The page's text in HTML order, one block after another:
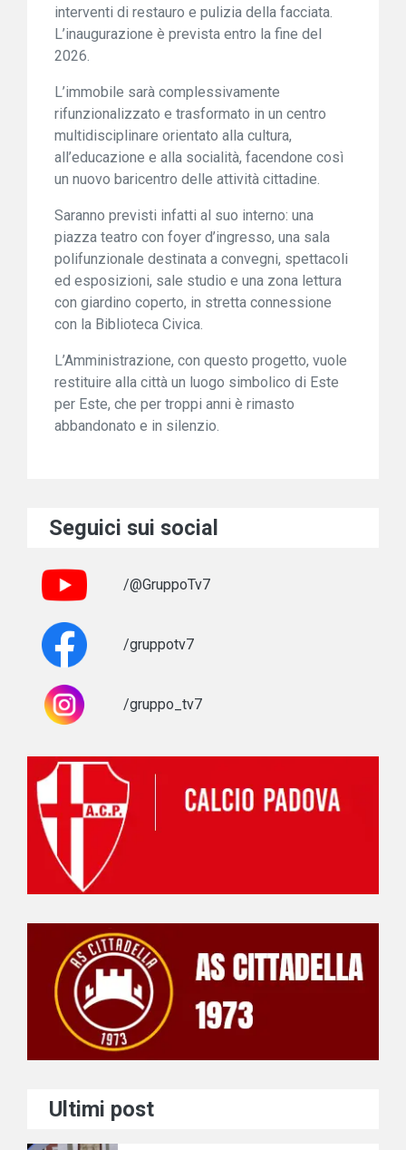
interventi di restauro e pulizia della facciata.
L’inaugurazione è prevista entro la fine del
2026.
L’immobile sarà complessivamente
rifunzionalizzato e trasformato in un centro
multidisciplinare orientato alla cultura,
all’educazione e alla socialità, facendone così
un nuovo baricentro delle attività cittadine.
Saranno previsti infatti al suo interno: una
piazza teatro con foyer d’ingresso, una sala
polifunzionale destinata a convegni, spettacoli
ed esposizioni, sale studio e una zona lettura
con giardino coperto, in stretta connessione
con la Biblioteca Civica.
L’Amministrazione, con questo progetto, vuole
restituire alla città un luogo simbolico di Este
per Este, che per troppi anni è rimasto
abbandonato e in silenzio.
Seguici sui social
/@GruppoTv7
/gruppotv7
/gruppo_tv7
Ultimi post